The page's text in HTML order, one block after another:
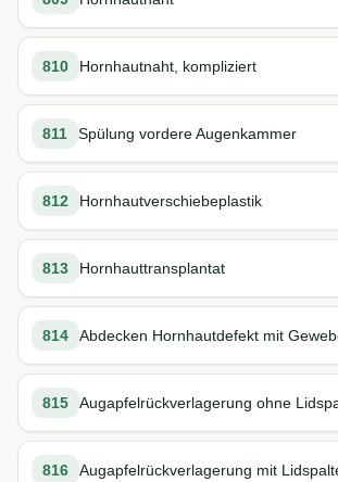
810 Hornhautnaht, kompliziert
811 Spülung vordere Augenkammer
812 Hornhautverschiebeplastik
813 Hornhauttransplantat
814 Abdecken Hornhautdefekt mit
815 Augapfelrückverlagerung ohne
816 Augapfelrückverlagerung mit